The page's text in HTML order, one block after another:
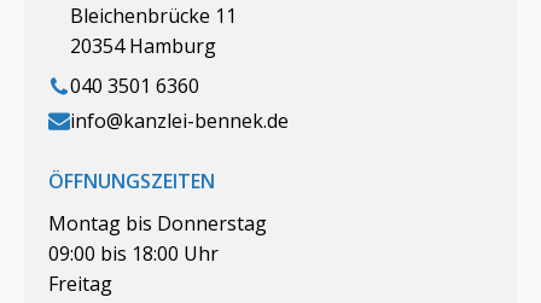
Bleichenbrücke 11
20354 Hamburg
040 3501 6360
info@kanzlei-bennek.de
ÖFFNUNGSZEITEN
Montag bis Donnerstag
09:00 bis 18:00 Uhr
Freitag